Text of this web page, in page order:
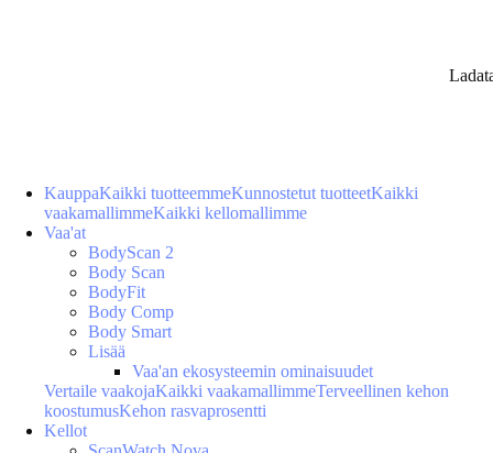
KauppaKaikki tuotteemmeKunnostetut tuotteetKaikki
vaakamallimmeKaikki kellomallimme
Vaa'at
BodyScan 2
Body Scan
BodyFit
Body Comp
Body Smart
Lisää
Vaa'an ekosysteemin ominaisuudet
Vertaile vaakojaKaikki vaakamallimmeTerveellinen kehon
koostumusKehon rasvaprosentti
Kellot